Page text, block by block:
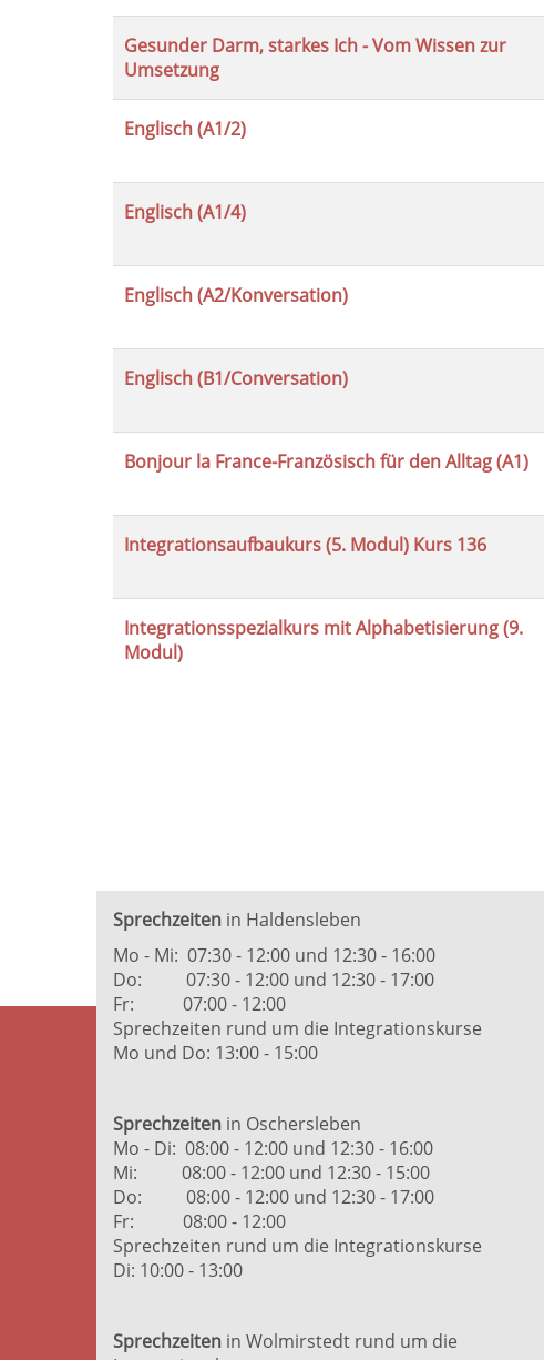
Gesunder Darm, starkes Ich - Vom Wissen zur
Umsetzung
Englisch (A1/2)
Englisch (A1/4)
Englisch (A2/Konversation)
Englisch (B1/Conversation)
Bonjour la France-Französisch für den Alltag (A1)
Integrationsaufbaukurs (5. Modul) Kurs 136
Integrationsspezialkurs mit Alphabetisierung (9.
Modul)
Sprechzeiten in Haldensleben
Mo - Mi: 07:30 - 12:00 und 12:30 - 16:00
Do: 07:30 - 12:00 und 12:30 - 17:00
Fr: 07:00 - 12:00
Sprechzeiten rund um die Integrationskurse
Mo und Do: 13:00 - 15:00
Sprechzeiten in Oschersleben
Mo - Di: 08:00 - 12:00 und 12:30 - 16:00
Mi: 08:00 - 12:00 und 12:30 - 15:00
Do: 08:00 - 12:00 und 12:30 - 17:00
Fr: 08:00 - 12:00
Sprechzeiten rund um die Integrationskurse
Di: 10:00 - 13:00
Sprechzeiten in Wolmirstedt rund um die